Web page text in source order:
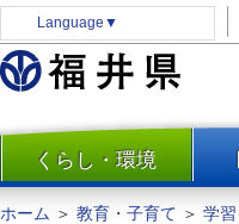
Language ▼
くらし・環境
防災
ホーム ＞ 教育・子育て ＞ 学